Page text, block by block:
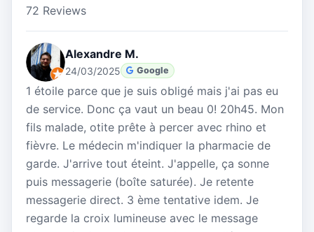
72 Reviews
Alexandre M.
24/03/2025 Google
1 étoile parce que je suis obligé mais j'ai pas eu
de service. Donc ça vaut un beau 0! 20h45. Mon
fils malade, otite prête à percer avec rhino et
fièvre. Le médecin m'indiquer la pharmacie de
garde. J'arrive tout éteint. J'appelle, ça sonne
puis messagerie (boîte saturée). Je retente
messagerie direct. 3 ème tentative idem. Je
regarde la croix lumineuse avec le message